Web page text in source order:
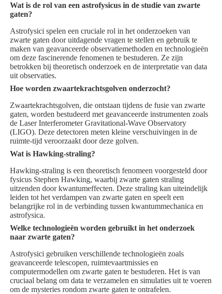
Wat is de rol van een astrofysicus in de studie van zwarte
gaten?
Astrofysici spelen een cruciale rol in het onderzoeken van
zwarte gaten door uitdagende vragen te stellen en gebruik te
maken van geavanceerde observatiemethoden en technologieën
om deze fascinerende fenomenen te bestuderen. Ze zijn
betrokken bij theoretisch onderzoek en de interpretatie van data
uit observaties.
Hoe worden zwaartekrachtsgolven onderzocht?
Zwaartekrachtsgolven, die ontstaan tijdens de fusie van zwarte
gaten, worden bestudeerd met geavanceerde instrumenten zoals
de Laser Interferometer Gravitational-Wave Observatory
(LIGO). Deze detectoren meten kleine verschuivingen in de
ruimte-tijd veroorzaakt door deze golven.
Wat is Hawking-straling?
Hawking-straling is een theoretisch fenomeen voorgesteld door
fysicus Stephen Hawking, waarbij zwarte gaten straling
uitzenden door kwantumeffecten. Deze straling kan uiteindelijk
leiden tot het verdampen van zwarte gaten en speelt een
belangrijke rol in de verbinding tussen kwantummechanica en
astrofysica.
Welke technologieën worden gebruikt in het onderzoek
naar zwarte gaten?
Astrofysici gebruiken verschillende technologieën zoals
geavanceerde telescopen, ruimtevaartmissies en
computermodellen om zwarte gaten te bestuderen. Het is van
cruciaal belang om data te verzamelen en simulaties uit te voeren
om de mysteries rondom zwarte gaten te ontrafelen.